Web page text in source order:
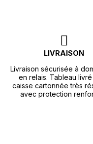
LIVRAISON
Livraison sécurisée à
en relais. Tableau
caisse cartonnée très
avec protection